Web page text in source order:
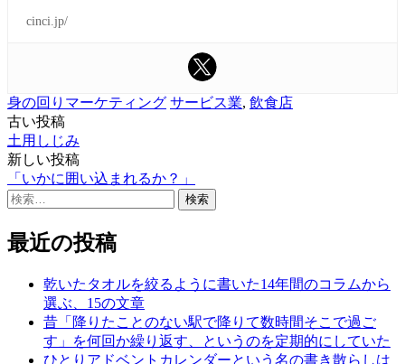
cinci.jp/
身の回りマーケティング サービス業, 飲食店
投
稿
ナ
ビ
ゲ
古い投稿
土用しじみ
新しい投稿
「いかに囲い込まれるか？」
検
最近の投稿
乾いたタオルを絞るように書いた14年間のコラムから
選ぶ、15の文章
昔「降りたことのない駅で降りて数時間そこで過ご
す」を何回か繰り返す、というのを定期的にしていた
ひとりアドベントカレンダーという名の書き散らしは